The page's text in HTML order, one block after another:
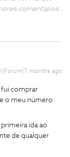
comentários.
months ago
fui comprar
o meu número
ida ao
de qualquer